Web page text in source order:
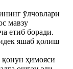
ўлчовлари
мавзу
етиб боради.
яшаб қолиш
қонун ҳимояси